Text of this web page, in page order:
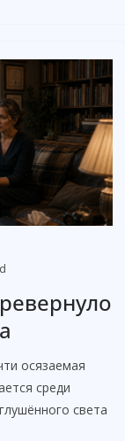
осязаемая
среди
света